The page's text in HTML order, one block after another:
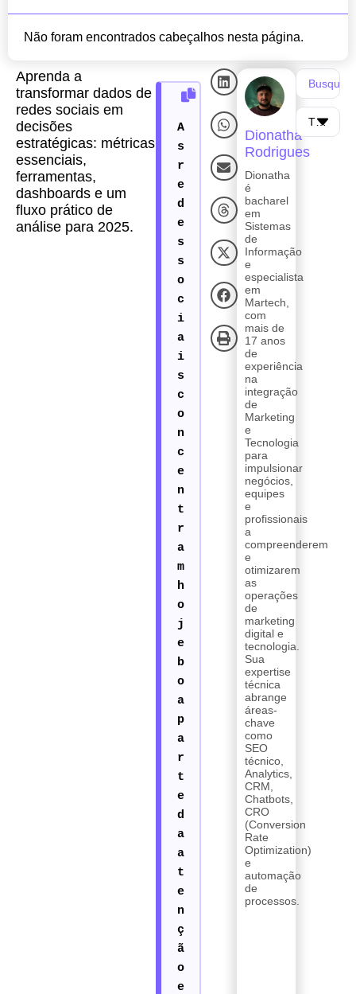
Aprenda a
transformar dados de
redes sociais em
decisões
estratégicas: métricas
essenciais,
ferramentas,
dashboards e um
fluxo prático de
análise para 2025.
Dionatha
Rodrigues
Dionatha
é
bacharel
em
Sistemas
de
Informação
e
especialista
em
Martech,
com
mais de
17 anos
de
experiência
na
integração
de
Marketing
e
Tecnologia
para
impulsionar
negócios,
equipes
e
profissionais
a
compreenderem
e
otimizarem
as
operações
de
marketing
digital e
tecnologia.
Sua
expertise
técnica
abrange
áreas-
chave
como
SEO
técnico,
Analytics,
CRM,
Chatbots,
CRO
(Conversion
Rate
Optimization)
e
automação
de
processos.
Não foram encontrados cabeçalhos nesta página.